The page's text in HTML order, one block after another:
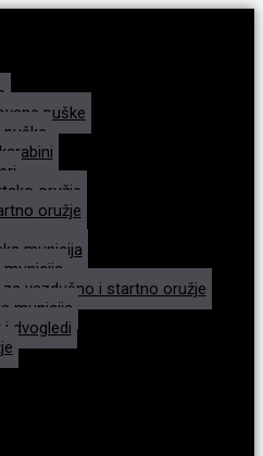
puške
puške
oružje
oružje
municija
municija
za vazdušno i startno oružje
municija
i dvogledi